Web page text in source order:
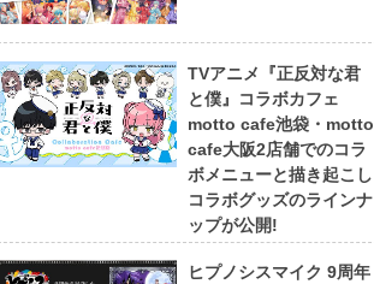
TVアニメ『正反対な君
と僕』コラボカフェ
motto cafe池袋・motto
cafe大阪2店舗でのコラ
ボメニューと描き起こし
コラボグッズのラインナ
ップが公開!
ヒプノシスマイク 9周年